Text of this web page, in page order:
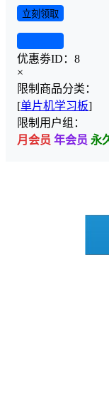
立刻领取
优惠劵ID： 8
×
限制商品分类：
[单片机学习板]
限制用户组：
月会员 年会员 永